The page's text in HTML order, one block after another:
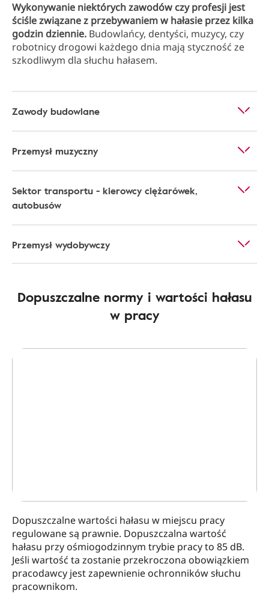
Wykonywanie niektórych zawodów czy profesji jest
ściśle związane z przebywaniem w hałasie przez kilka
godzin dziennie. Budowlańcy, dentyści, muzycy, czy
robotnicy drogowi każdego dnia mają styczność ze
szkodliwym dla słuchu hałasem.
Zawody budowlane
Przemysł muzyczny
Sektor transportu - kierowcy ciężarówek,
autobusów
Przemysł wydobywczy
Dopuszczalne normy i wartości hałasu
w pracy
Dopuszczalne wartości hałasu w miejscu pracy
regulowane są prawnie. Dopuszczalna wartość
hałasu przy ośmiogodzinnym trybie pracy to 85 dB.
Jeśli wartość ta zostanie przekroczona obowiązkiem
pracodawcy jest zapewnienie ochronników słuchu
pracownikom.